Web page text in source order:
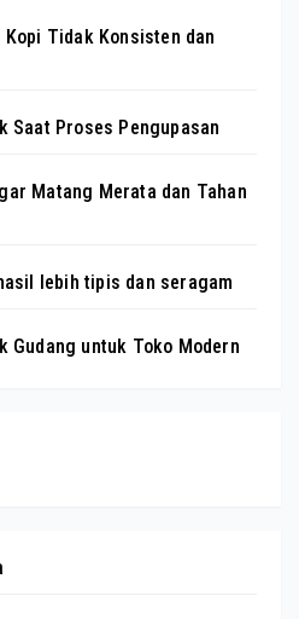
Tidak Konsisten dan
Saat Proses Pengupasan
Matang Merata dan Tahan
lebih tipis dan seragam
Gudang untuk Toko Modern